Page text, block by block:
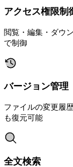
アクセス権限制
閲覧・編集・ダウ
で制御
バージョン管理
ファイルの変更履
も復元可能
全文検索